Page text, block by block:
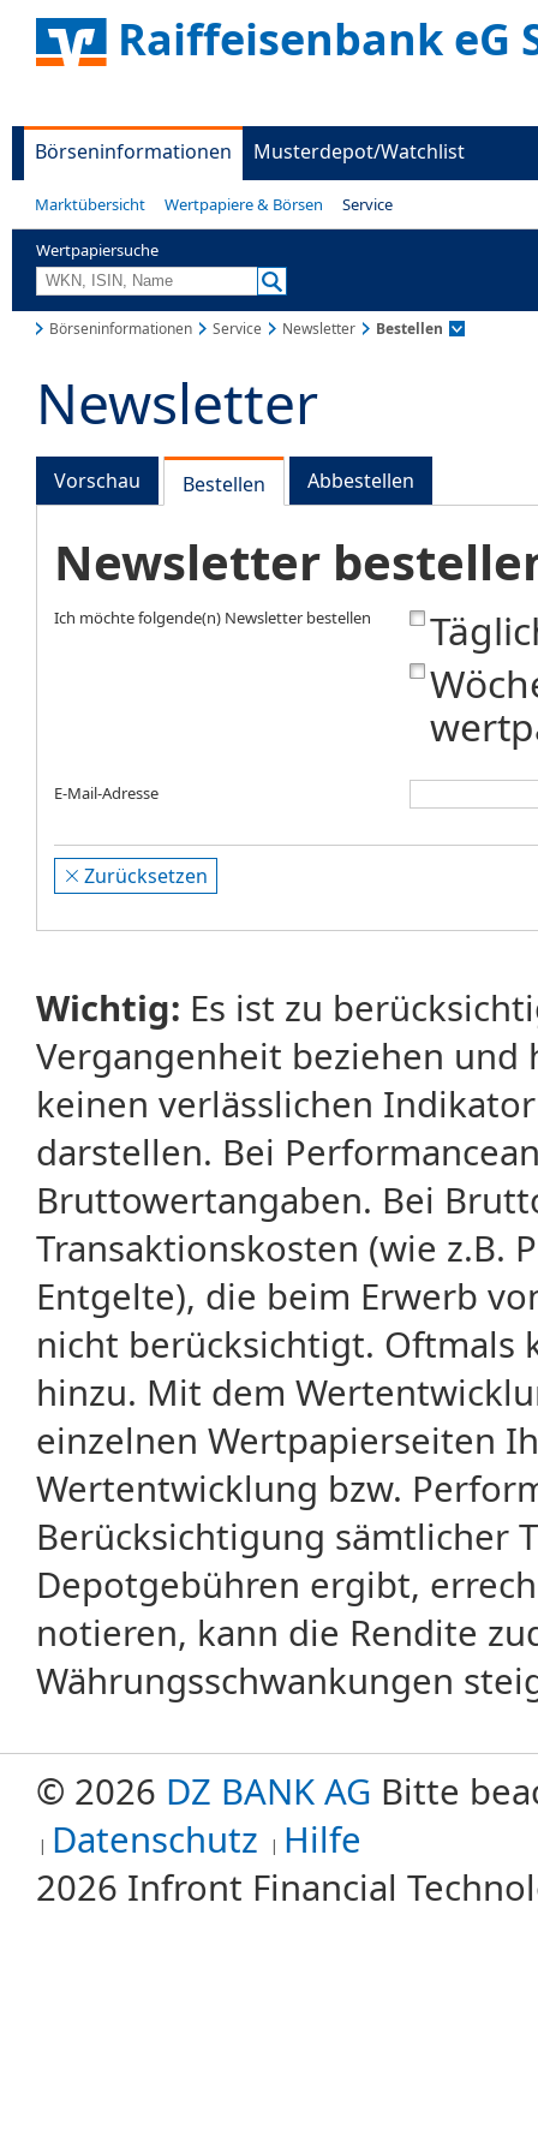
Raiffeisenbank eG
Börseninformationen Musterdepot/Watchlist
Marktübersicht Wertpapiere & Börsen Service
Wertpapiersuche
Börseninformationen Service Newsletter Bestellen
Newsletter
Vorschau Bestellen Abbestellen
Newsletter
Ich möchte folgende(n) Newsletter bestellen
E-Mail-Adresse
Zurücksetzen
Wichtig: Es ist zu
Vergangenheit beziehen
keinen verlässlichen
darstellen. Bei
Bruttowertangaben. Bei
Transaktionskosten (wie z.B.
Entgelte), die beim Erwerb
nicht berücksichtigt. Oftmals
hinzu. Mit dem
einzelnen Wertpapierseiten
Wertentwicklung bzw.
Berücksichtigung sämtlicher
Depotgebühren ergibt,
notieren, kann die Rendite
Währungsschwankungen
© 2026 DZ BANK AG Bitte
Datenschutz Hilfe
2026 Infront Financial